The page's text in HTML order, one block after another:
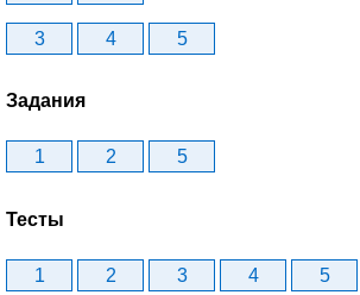
3 4 5
Задания
1 2 5
Тесты
1 2 3 4 5